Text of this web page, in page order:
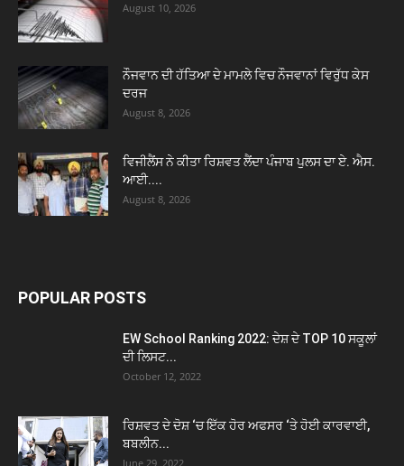
August 10, 2026
ਨੌਜਵਾਨ ਦੀ ਹੱਤਿਆ ਦੇ ਮਾਮਲੇ ਵਿਚ ਨੌਜਵਾਨਾਂ ਵਿਰੁੱਧ ਕੇਸ
ਦਰਜ
August 8, 2026
ਵਿਜੀਲੈਂਸ ਨੇ ਕੀਤਾ ਰਿਸ਼ਵਤ ਲੈਂਦਾ ਪੰਜਾਬ ਪੁਲਸ ਦਾ ਏ. ਐਸ.
ਆਈ....
August 8, 2026
POPULAR POSTS
EW School Ranking 2022: ਦੇਸ਼ ਦੇ TOP 10 ਸਕੂਲਾਂ
ਦੀ ਲਿਸਟ...
October 12, 2022
ਰਿਸ਼ਵਤ ਦੇ ਦੋਸ਼ ‘ਚ ਇੱਕ ਹੋਰ ਅਫਸਰ ‘ਤੇ ਹੋਈ ਕਾਰਵਾਈ,
ਬਬਲੀਨ...
June 29, 2022